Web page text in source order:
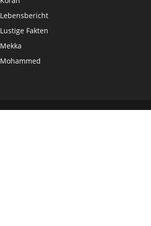
Lebensbericht
Lustige Fakten
Mekka
Mohammed